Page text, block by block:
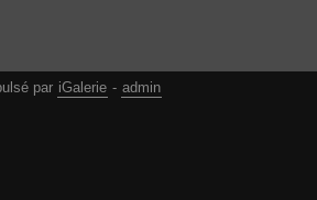
par iGalerie - admin